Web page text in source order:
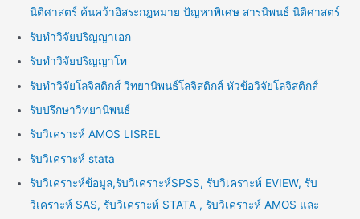
นิติศาสตร์ ค้นคว้าอิสระกฎหมาย ปัญหาพิเศษ สารนิพนธ์ นิติศาสตร์
รับทำวิจัยปริญญาเอก
รับทำวิจัยปริญญาโท
รับทำวิจัยโลจิสติกส์ วิทยานิพนธ์โลจิสติกส์ หัวข้อวิจัยโลจิสติกส์
รับปรึกษาวิทยานิพนธ์
รับวิเคราะห์ AMOS LISREL
รับวิเคราะห์ stata
รับวิเคราะห์ข้อมูล,รับวิเคราะห์SPSS, รับวิเคราะห์ EVIEW, รับ
วิเคราะห์ SAS, รับวิเคราะห์ STATA , รับวิเคราะห์ AMOS และ